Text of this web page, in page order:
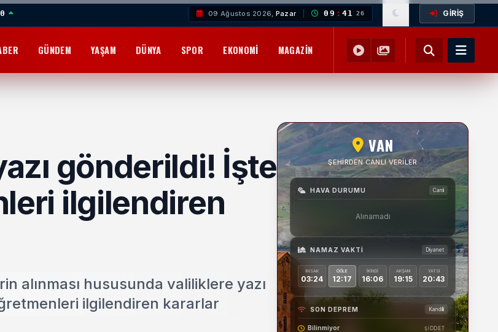
09 Ağustos 2026, Pazar 09 : 41 27 GİRİŞ
GÜNDEM YAŞAM DÜNYA SPOR EKONOMI MAGAZIN YEMEK TARIFLERI SAĞLIK
gönderildi! İşte
ilgilendiren
alınması hususunda valiliklere yazı
ilgilendiren kararlar
VAN
ŞEHIRDEN CANLI VERILER
HAVA DURUMU Canlı
Alınamadı
NAMAZ VAKTI Diyanet
İMSAK
03:24
ÖĞLE
12:17
İKINDI
16:06
AKŞAM
19:15
YATSI
20:43
SON DEPREM Kandilli
Bilinmiyor ŞİDDET